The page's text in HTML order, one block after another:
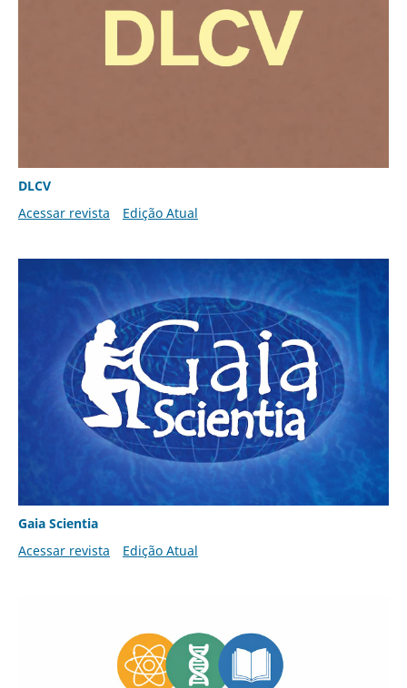
DLCV
Acessar revista
Edição Atual
Gaia Scientia
Acessar revista
Edição Atual